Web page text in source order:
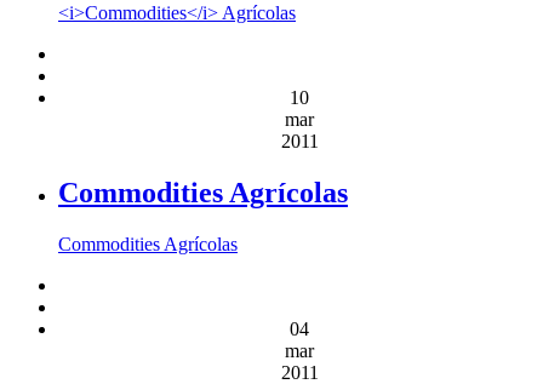
<i>Commodities</i> Agrícolas
10
mar
2011
Commodities Agrícolas
Commodities Agrícolas
04
mar
2011